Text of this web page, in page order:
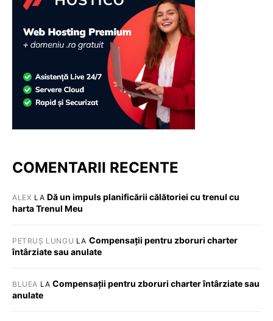
COMENTARII RECENTE
ALEX LA Dă un impuls planificării călătoriei cu trenul cu
harta Trenul Meu
PETRUȘ LUNGU LA Compensații pentru zboruri charter
întârziate sau anulate
BLUEA LACompensații pentru zboruri charter întârziate sau
anulate